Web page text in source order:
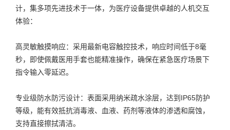
计，集多项先进技术于一体，为医疗设备提供卓越的人机交互
体验：
高灵敏触摸响应：采用最新电容触控技术，响应时间低于8毫
秒，即使佩戴医用手套也能精准操作，确保在紧急医疗场景下
指令输入零延迟。
专业级防水防污设计：表面采用纳米疏水涂层，达到IP65防护
等级，能有效抵抗消毒液、血液、药剂等液体的渗透和腐蚀，
支持直接擦拭清洁。